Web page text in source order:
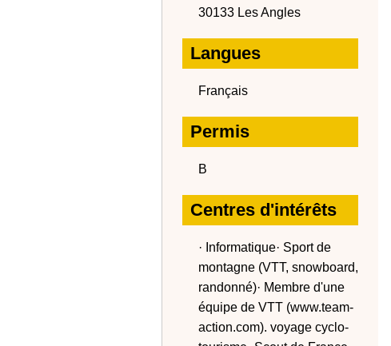
30133 Les Angles
Langues
Français
Permis
B
Centres d'intérêts
· Informatique· Sport de
montagne (VTT, snowboard,
randonné)· Membre d'une
équipe de VTT (www.team-
action.com). voyage cyclo-